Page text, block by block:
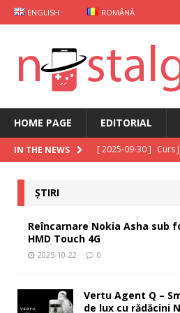
ENGLISH ROMÂNĂ
HOME PAGE EDITORIAL
IN THE NEWS [ 2025-09-30 ] Curs
[ 2025-10-19 ]
[ 2025-10-03 ]
ȘTIRI
Reîncarnare Nokia Asha sub
HMD Touch 4G
2025-10-22 0
Vertu Agent Q –
de lux cu rădăcini